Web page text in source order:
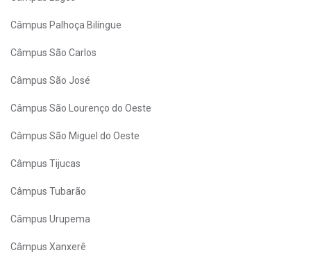
Câmpus Palhoça Bilíngue
Câmpus São Carlos
Câmpus São José
Câmpus São Lourenço do Oeste
Câmpus São Miguel do Oeste
Câmpus Tijucas
Câmpus Tubarão
Câmpus Urupema
Câmpus Xanxerê